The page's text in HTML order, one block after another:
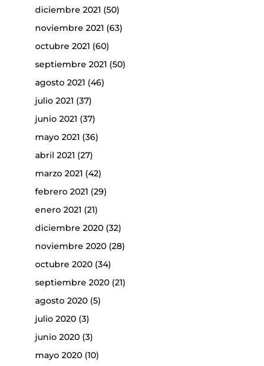
diciembre 2021 (50)
noviembre 2021 (63)
octubre 2021 (60)
septiembre 2021 (50)
agosto 2021 (46)
julio 2021 (37)
junio 2021 (37)
mayo 2021 (36)
abril 2021 (27)
marzo 2021 (42)
febrero 2021 (29)
enero 2021 (21)
diciembre 2020(32)
noviembre 2020(28)
octubre 2020(34)
septiembre 2020(21)
agosto 2020(5)
julio 2020(3)
junio 2020(3)
mayo 2020(10)